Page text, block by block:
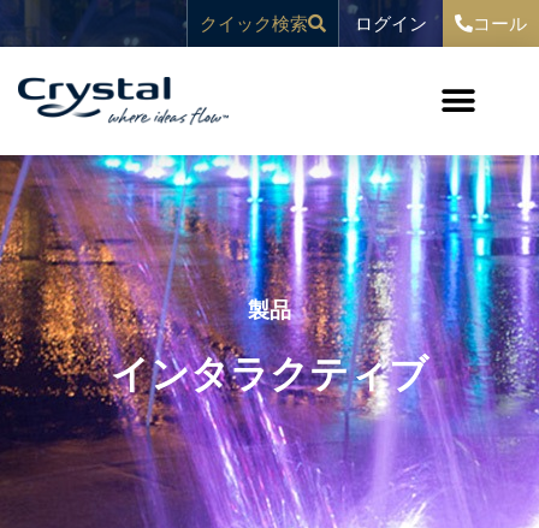
ス
ッ
ン
ス
キ
ッ
プ
クイック検索 ログイン コール
製品
インタラクティブ